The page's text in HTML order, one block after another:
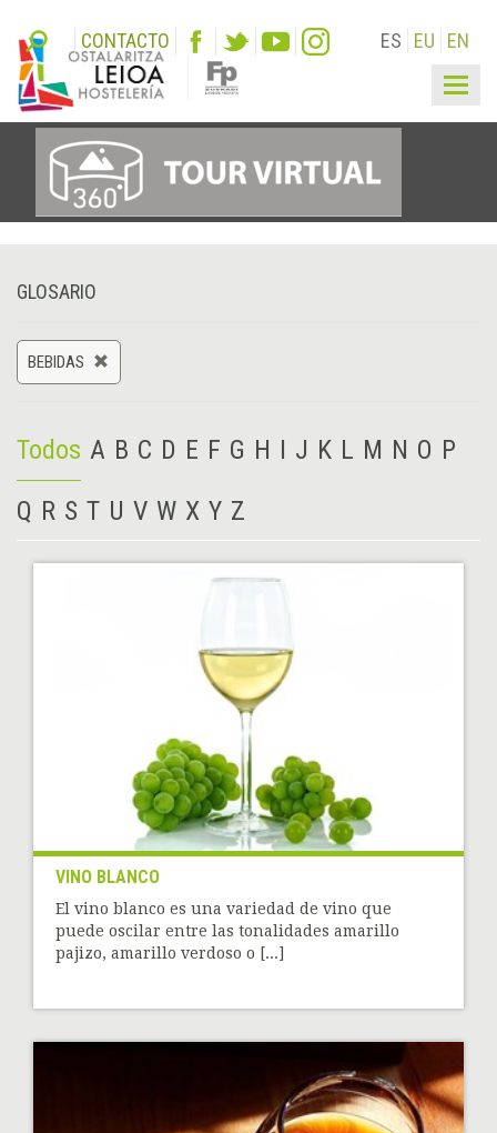
CONTACTO ES EU EN
GLOSARIO
BEBIDAS
Todos A B C D E F G H I J K L M N O P
Q R S T U V W X Y Z
VINO BLANCO
El vino blanco es una variedad de vino que
puede oscilar entre las tonalidades amarillo
pajizo, amarillo verdoso o [...]